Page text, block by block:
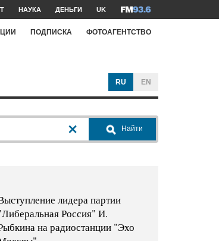
НАУКА ДЕНЬГИ UK
ПОДПИСКА ФОТОАГЕНТСТВО
RU EN
Найти
лидера партии
Россия" И.
на радиостанции "Эхо